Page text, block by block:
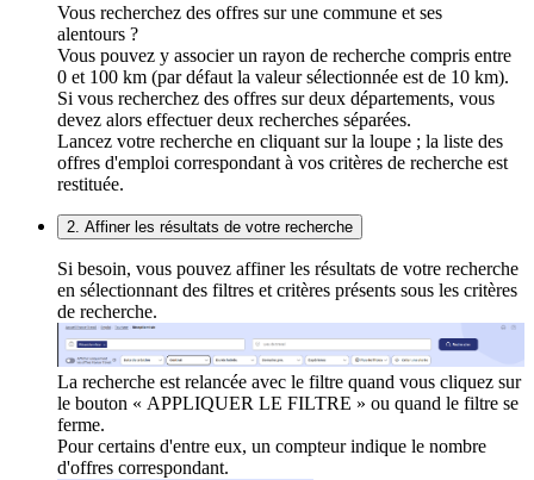
Vous recherchez des offres sur une commune et ses
alentours ?
Vous pouvez y associer un rayon de recherche compris entre
0 et 100 km (par défaut la valeur sélectionnée est de 10 km).
Si vous recherchez des offres sur deux départements, vous
devez alors effectuer deux recherches séparées.
Lancez votre recherche en cliquant sur la loupe ; la liste des
offres d'emploi correspondant à vos critères de recherche est
restituée.
2. Affiner les résultats de votre recherche
Si besoin, vous pouvez affiner les résultats de votre recherche
en sélectionnant des filtres et critères présents sous les critères
de recherche.
La recherche est relancée avec le filtre quand vous cliquez sur
le bouton « APPLIQUER LE FILTRE » ou quand le filtre se
ferme.
Pour certains d'entre eux, un compteur indique le nombre
d'offres correspondant.